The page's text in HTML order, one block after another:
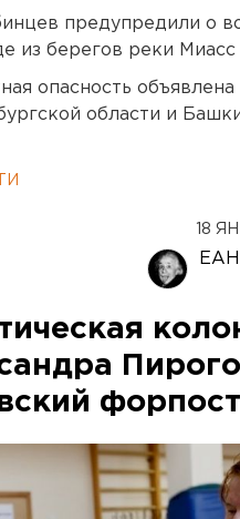
предупредили о
из берегов реки Миасс
опасность объявлена
области и
18
форпост